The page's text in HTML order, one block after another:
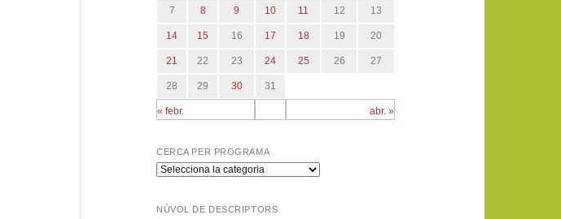
« febr. abr. »
7 8 9 10 11 12 13
14 15 16 17 18 19 20
21 22 23 24 25 26 27
28 29 30 31
CERCA PER PROGRAMA
Cerca
NÚVOL DE DESCRIPTORS